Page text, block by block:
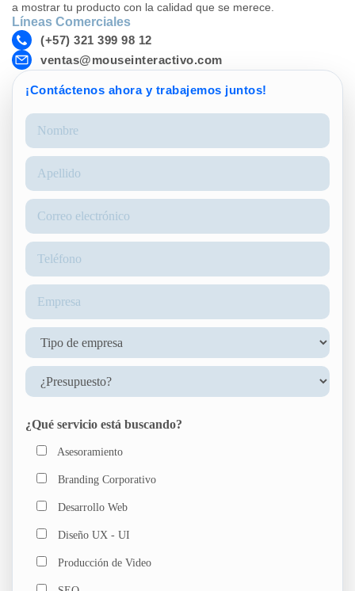
a mostrar tu producto con la calidad que se merece.
Líneas Comerciales
(+57) 321 399 98 12
ventas@mouseinteractivo.com
¡Contáctenos ahora y trabajemos juntos!
¿Qué servicio está buscando?
Asesoramiento
Branding Corporativo
Desarrollo Web
Diseño UX - UI
Producción de Video